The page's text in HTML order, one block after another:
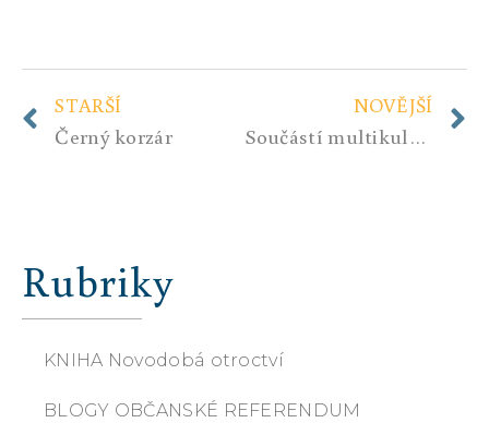
STARŠÍ
Černý korzár
NOVĚJŠÍ
Součástí multikulturní mašinérie je prosazování genderové nauky za každou cenu
Rubriky
KNIHA Novodobá otroctví
BLOGY OBČANSKÉ REFERENDUM